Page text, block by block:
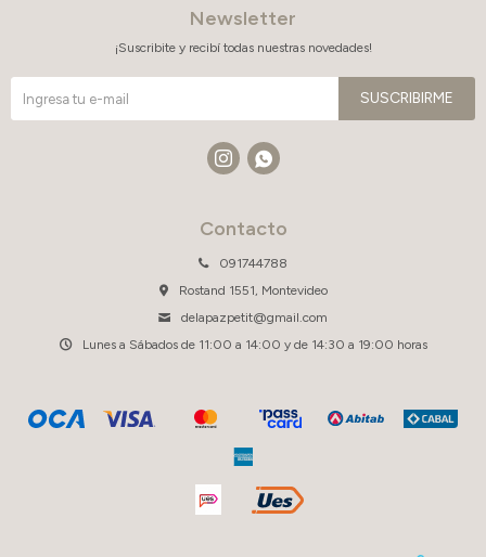
Contacto
091744788
Rostand 1551, Montevideo
delapazpetit@gmail.com
Lunes a Sábados de 11:00 a 14:00 y de 14:30 a 19:00 horas
Newsletter
¡Suscribite y recibí todas nuestras novedades!
SUSCRIBIRME
 